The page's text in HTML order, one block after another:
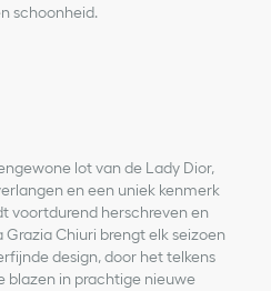
schoonheid.
lot van de Lady Dior,
en een uniek kenmerk
voortdurend herschreven en
Chiuri brengt elk seizoen
design, door het telkens
blazen in prachtige nieuwe